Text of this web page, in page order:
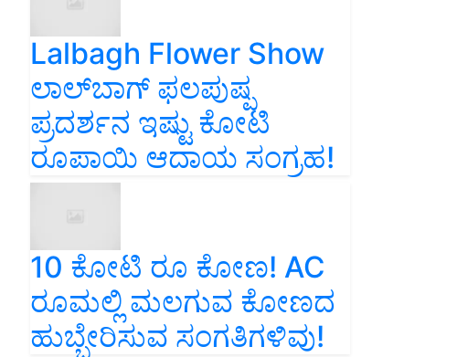
Lalbagh Flower Show
ಲಾಲ್‌ಬಾಗ್ ಫಲಪುಷ್ಪ
ಪ್ರದರ್ಶನ ಇಷ್ಟು ಕೋಟಿ
ರೂಪಾಯಿ ಆದಾಯ ಸಂಗ್ರಹ!
10 ಕೋಟಿ ರೂ ಕೋಣ! AC
ರೂಮಲ್ಲಿ ಮಲಗುವ ಕೋಣದ
ಹುಬ್ಬೇರಿಸುವ ಸಂಗತಿಗಳಿವು!